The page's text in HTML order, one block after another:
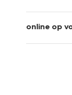
online op